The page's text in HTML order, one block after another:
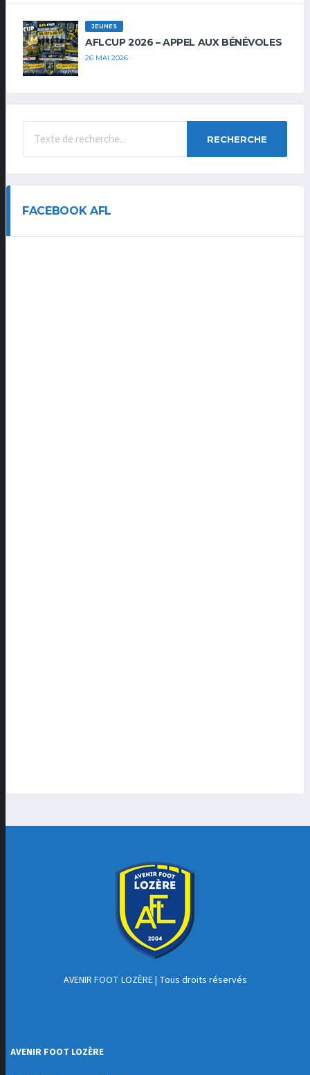
JEUNES
AFLCUP 2026 – APPEL AUX BÉNÉVOLES
26 MAI 2026
RECHERCHE
FACEBOOK AFL
AVENIR FOOT LOZÈRE| Tous droits réservés
AVENIR FOOT LOZÈRE